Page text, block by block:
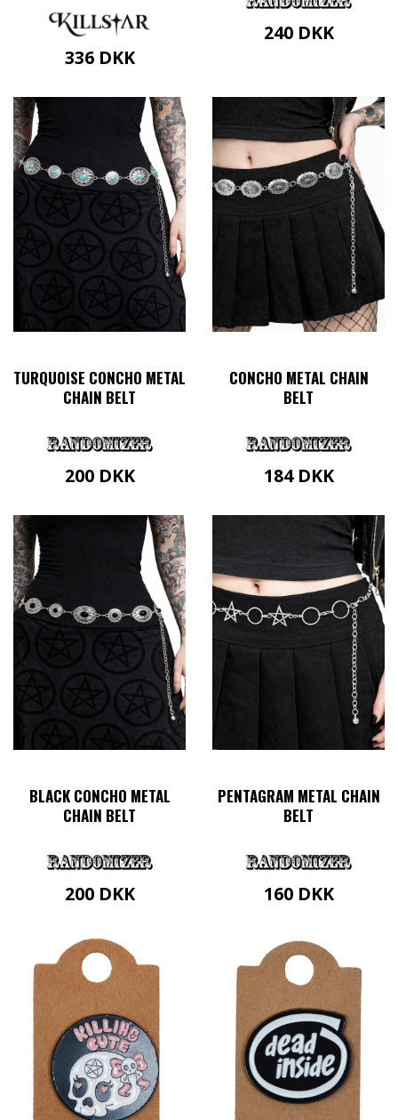
336 DKK
240 DKK
TURQUOISE CONCHO METAL
CHAIN BELT
200 DKK
CONCHO METAL CHAIN
BELT
184 DKK
BLACK CONCHO METAL
CHAIN BELT
200 DKK
PENTAGRAM METAL CHAIN
BELT
160 DKK